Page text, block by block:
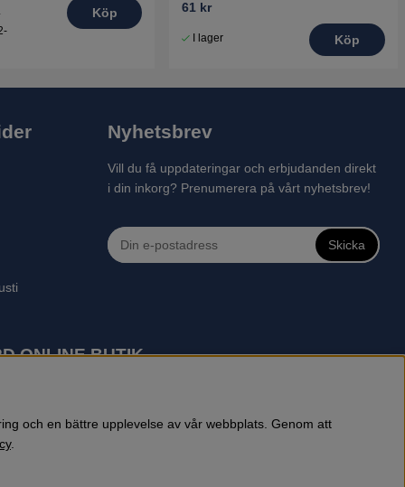
Köp 61 kr
I lager Köp
Nyhetsbrev
Vill du få uppdateringar och erbjudanden direkt
i din inkorg? Prenumerera på vårt nyhetsbrev!
Skicka
ONLINE BUTIK
motorsågar, röjsågar, trimmers, riders,
och en bättre upplevelse av vår webbplats. Genom att
.